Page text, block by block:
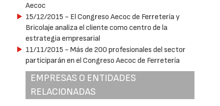
Aecoc
15/12/2015 - El Congreso Aecoc de Ferretería y
Bricolaje analiza el cliente como centro de la
estrategia empresarial
11/11/2015 - Más de 200 profesionales del sector
participarán en el Congreso Aecoc de Ferretería
EMPRESAS O ENTIDADES
RELACIONADAS